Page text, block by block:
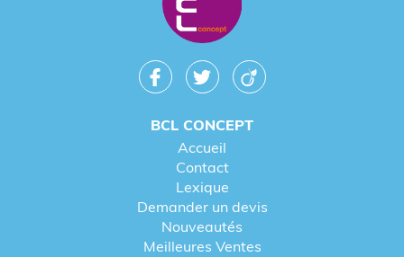
BCL CONCEPT
Accueil
Contact
Lexique
Demander un devis
Nouveautés
Meilleures Ventes